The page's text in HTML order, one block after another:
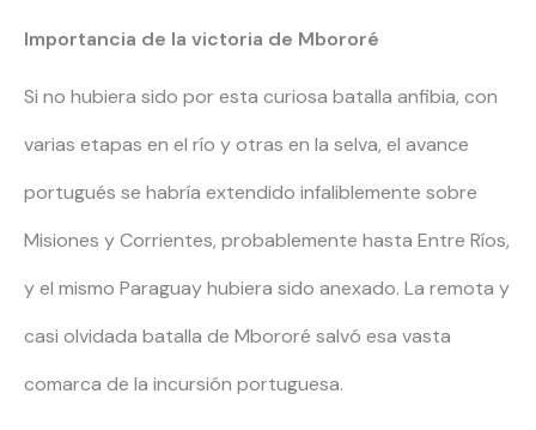
Importancia de la victoria de Mbororé
Si no hubiera sido por esta curiosa batalla anfibia, con
varias etapas en el río y otras en la selva, el avance
portugués se habría extendido infaliblemente sobre
Misiones y Corrientes, probablemente hasta Entre Ríos,
y el mismo Paraguay hubiera sido anexado. La remota y
casi olvidada batalla de Mbororé salvó esa vasta
comarca de la incursión portuguesa.